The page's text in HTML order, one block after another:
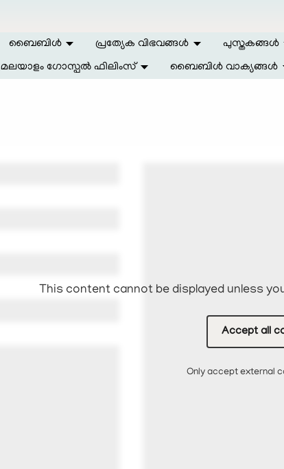
ബൈബിള്‍ പ്രത്യേക വിഭവങ്ങള്‍ പുസ്തകങ്ങള്‍
മലയാളം ഗോസ്പൽ ഫിലിംസ് ബൈബിള്‍ വാക്യങ്ങള്‍
This content cannot be displayed unless
Accept all
Only accept external